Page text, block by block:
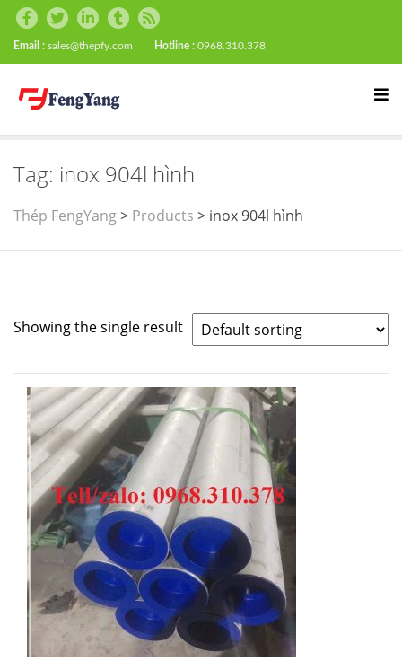
Email : sales@thepfy.com Hotline : 0968.310.378
Tag: inox 904l hình
Thép FengYang> Products > inox 904l hình
Showing the single result